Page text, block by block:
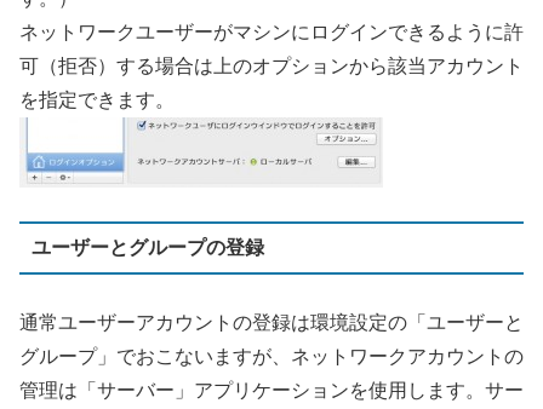
ネットワークユーザーがマシンにログインできるように許
可（拒否）する場合は上のオプションから該当アカウント
を指定できます。
ユーザーとグループの登録
通常ユーザーアカウントの登録は環境設定の「ユーザーと
グループ」でおこないますが、ネットワークアカウントの
管理は「サーバー」アプリケーションを使用します。サー